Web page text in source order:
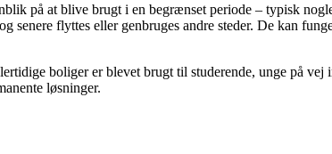
på at blive brugt i en begrænset periode – typisk
senere flyttes eller genbruges andre steder. De kan
boliger er blevet brugt til studerende, unge på
løsninger.